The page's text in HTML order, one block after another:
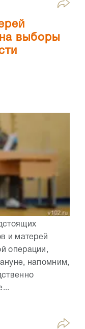
выборы
и матерей
операции,
напомним,